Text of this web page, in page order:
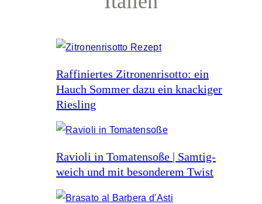
Raffiniertes Zitronenrisotto: ein
Hauch Sommer dazu ein knackiger
Riesling
Ravioli in Tomatensoße | Samtig-
weich und mit besonderem Twist